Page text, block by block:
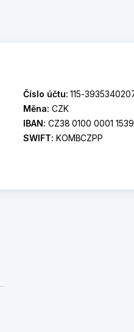
Číslo účtu:115-
Měna: CZK
IBAN: CZ38 0100 0001
SWIFT: KOMBCZPP